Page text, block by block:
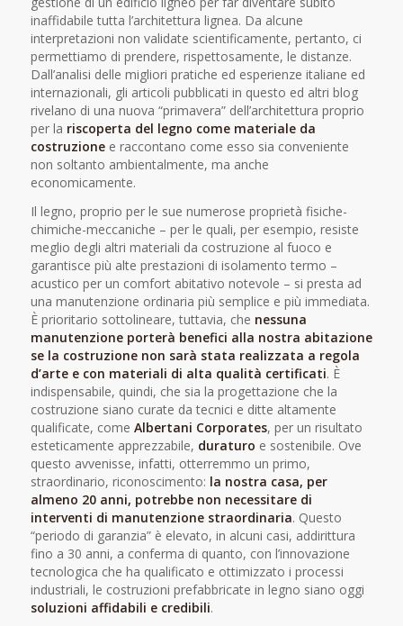
inaffidabile tutta l’architettura lignea. Da alcune
interpretazioni non validate scientificamente, pertanto, ci
permettiamo di prendere, rispettosamente, le distanze.
Dall’analisi delle migliori pratiche ed esperienze italiane ed
internazionali, gli articoli pubblicati in questo ed altri blog
rivelano di una nuova “primavera” dell’architettura proprio
per la riscoperta del legno come materiale da
costruzionee raccontano come esso sia conveniente
non soltanto ambientalmente, ma anche
economicamente.
Il legno, proprio per le sue numerose proprietà fisiche-
chimiche-meccaniche – per le quali, per esempio, resiste
meglio degli altri materiali da costruzione al fuoco e
garantisce più alte prestazioni di isolamento termo –
acustico per un comfort abitativo notevole – si presta ad
una manutenzione ordinaria più semplice e più immediata.
È prioritario sottolineare, tuttavia, che nessuna
manutenzione porterà benefici alla nostra abitazione
se la costruzione non sarà stata realizzata a regola
d’arte e con materiali di alta qualità certificati. È
indispensabile, quindi, che sia la progettazione che la
costruzione siano curate da tecnici e ditte altamente
qualificate, come Albertani Corporates, per un risultato
esteticamente apprezzabile, duraturo e sostenibile. Ove
questo avvenisse, infatti, otterremmo un primo,
straordinario, riconoscimento: la nostra casa, per
almeno 20 anni, potrebbe non necessitare di
interventi di manutenzione straordinaria. Questo
“periodo di garanzia” è elevato, in alcuni casi, addirittura
fino a 30 anni, a conferma di quanto, con l’innovazione
tecnologica che ha qualificato e ottimizzato i processi
industriali, le costruzioni prefabbricate in legno siano oggi
soluzioni affidabili e credibili.